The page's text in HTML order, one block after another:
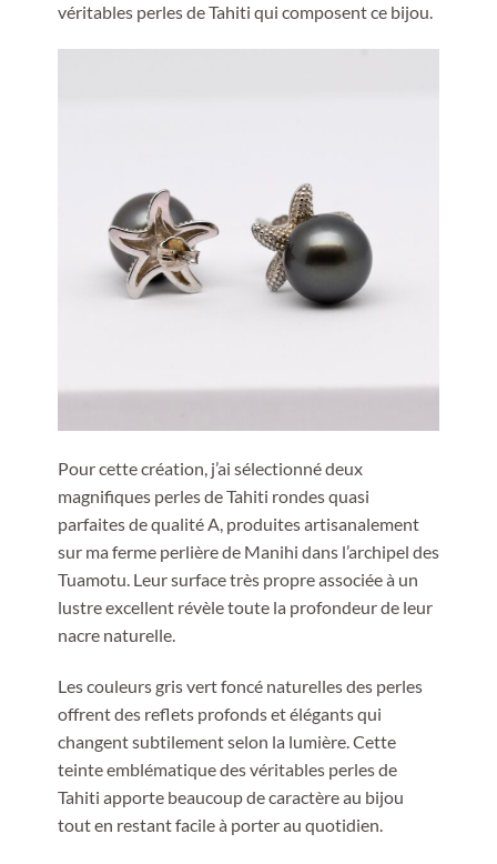
véritables perles de Tahiti qui composent ce bijou.
Pour cette création, j’ai sélectionné deux
magnifiques perles de Tahiti rondes quasi
parfaites de qualité A, produites artisanalement
sur ma ferme perlière de Manihi dans l’archipel des
Tuamotu. Leur surface très propre associée à un
lustre excellent révèle toute la profondeur de leur
nacre naturelle.
Les couleurs gris vert foncé naturelles des perles
offrent des reflets profonds et élégants qui
changent subtilement selon la lumière. Cette
teinte emblématique des véritables perles de
Tahiti apporte beaucoup de caractère au bijou
tout en restant facile à porter au quotidien.